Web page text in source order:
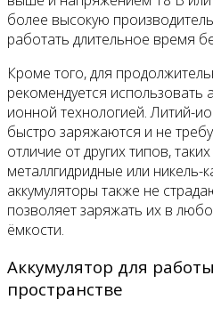
более высокую
работать длительное время
Кроме того, для
рекомендуется использовать
ионной технологией. Литий-
быстро заряжаются и не
отличие от других типов,
металлгидридные или
аккумуляторы также не
позволяет заряжать их в
ёмкости.
Аккумулятор для
пространстве